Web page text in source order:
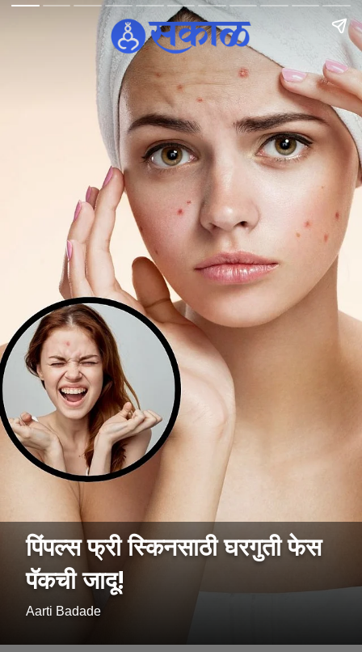
पिंपल्स फ्री स्किनसाठी घरगुती फेस
पॅकची जादू!
Aarti Badade